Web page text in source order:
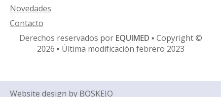
Novedades
Contacto
Derechos reservados por EQUIMED ▪ Copyright ©
2026 ▪ Última modificación febrero 2023
Website design by BOSKEJO